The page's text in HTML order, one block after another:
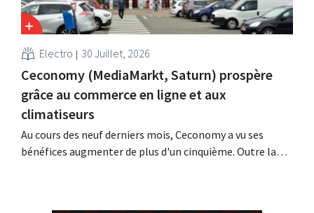
Electro 30 Juillet, 2026
Ceconomy (MediaMarkt, Saturn) prospère
grâce au commerce en ligne et aux
climatiseurs
Au cours des neuf derniers mois, Ceconomy a vu ses
bénéfices augmenter de plus d'un cinquième. Outre la